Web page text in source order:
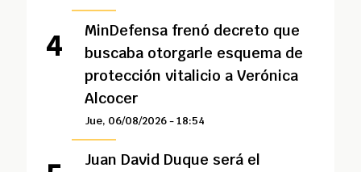
MinDefensa frenó decreto que
buscaba otorgarle esquema de
protección vitalicio a Verónica
Alcocer
Jue, 06/08/2026 - 18:54
Juan David Duque será el